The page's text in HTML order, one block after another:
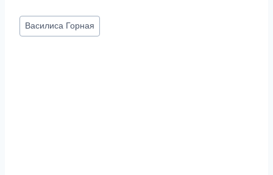
Метки
записи:
Василиса Горная